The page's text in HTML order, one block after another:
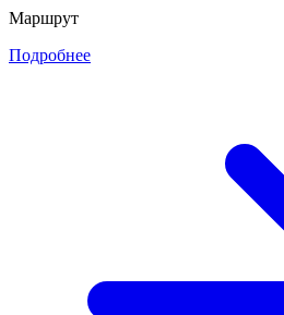
Маршрут
Подробнее